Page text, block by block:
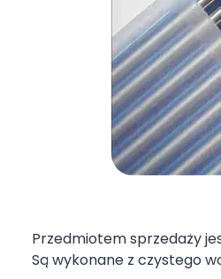
Przedmiotem sprzedaży
Są wykonane z czystego